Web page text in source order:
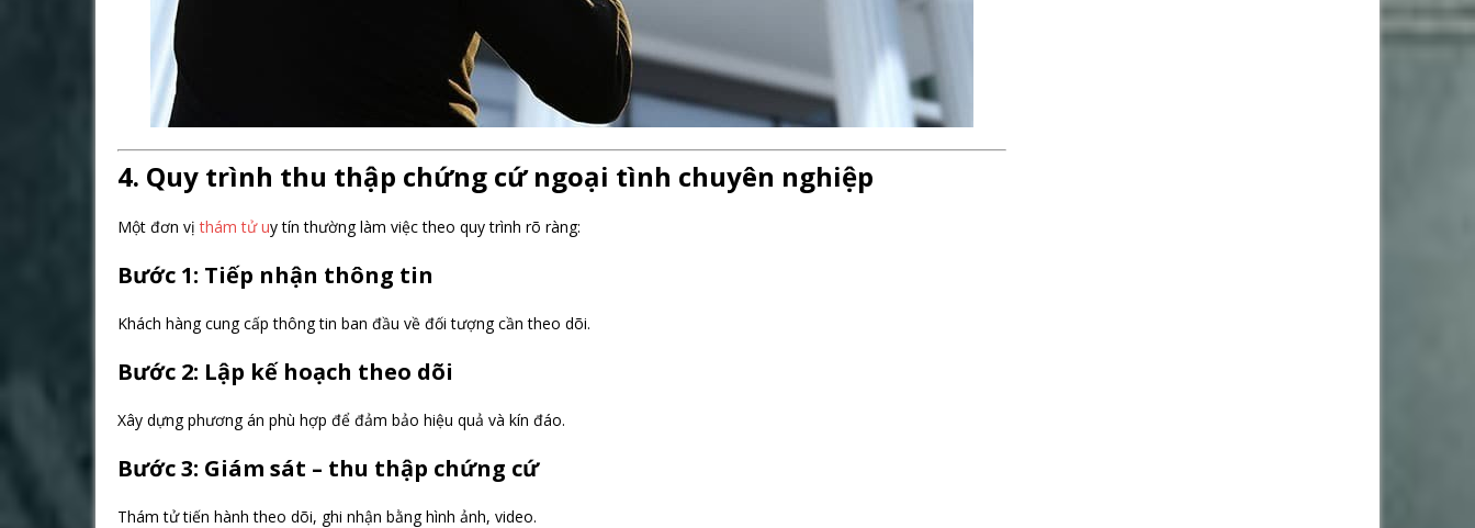
4. Quy trình thu thập chứng cứ ngoại tình chuyên nghiệp
Một đơn vịthám tử uy tín thường làm việc theo quy trình rõ ràng:
Bước 1: Tiếp nhận thông tin
Khách hàng cung cấp thông tin ban đầu về đối tượng cần theo dõi.
Bước 2: Lập kế hoạch theo dõi
Xây dựng phương án phù hợp để đảm bảo hiệu quả và kín đáo.
Bước 3: Giám sát – thu thập chứng cứ
Thám tử tiến hành theo dõi, ghi nhận bằng hình ảnh, video.